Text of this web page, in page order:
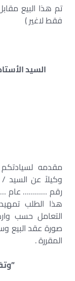
تم هذا البيع
فقط لاغير )
السيد
مقدمه
وكيلاً عن
رقم ………… عام
هذا الطلب
التعامل حسب
صورة عقد البيع
المقررة .